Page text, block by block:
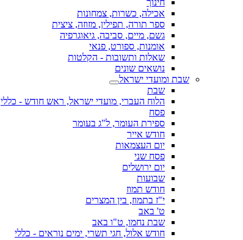
חינוך
אכילה, כשרות, צמחונות
ספר תורה, תפילין, מזוזה, ציצית
גשם, מיים, סביבה, גיאוגרפיה
אומנות, ספורט, פנאי
שאלות ותשובות - הקלטות
נושאים שונים
שבת ומועדי ישראל
שבת
הלוח העברי, מועדי ישראל, ראש חודש - כללי
פסח
ספירת העומר, ל"ג בעומר
חודש אייר
יום העצמאות
פסח שני
יום ירושלים
שבועות
חודש תמוז
י"ז בתמוז, בין המצרים
ט' באב
שבת נחמו, ט"ו באב
חודש אלול, חגי תשרי, ימים נוראים - כללי